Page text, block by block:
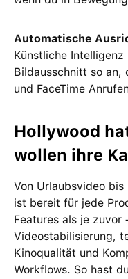
Automatische
Künstliche
Bildausschnitt so an,
und FaceTime
Hollywood
wollen ihre
Von Urlaubsvideo bis
ist bereit für jede
Features als je zuvor
Videostabilisierung,
Kinoqualität und
Workflows. So hast